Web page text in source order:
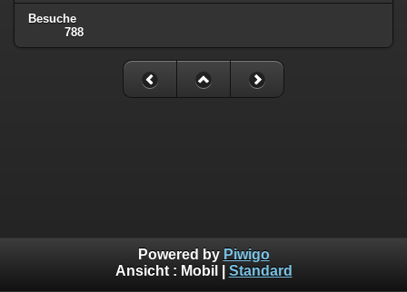
Besuche
788
Powered by Piwigo
Ansicht : Mobil Standard